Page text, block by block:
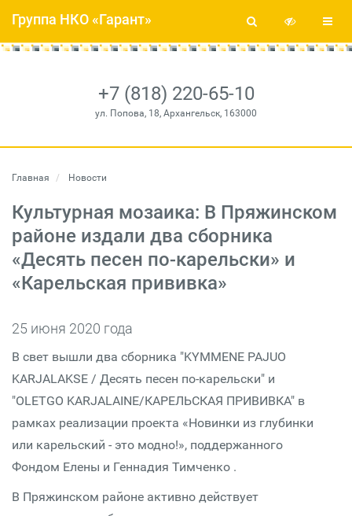
+7 (818) 220-65-10
ул. Попова, 18, Архангельск, 163000
Группа НКО «Гарант»
Главная Новости
Культурная мозаика: В Пряжинском
районе издали два сборника
«Десять песен по-карельски» и
«Карельская прививка»
25 июня 2020 года
В свет вышли два сборника "KYMMENE PAJUO
KARJALAKSE / Десять песен по-карельски" и
"OLETGO KARJALAINE/КАРЕЛЬСКАЯ ПРИВИВКА" в
рамках реализации проекта «Новинки из глубинки
или карельский - это модно!», поддержанного
Фондом Елены и Геннадия Тимченко .
В Пряжинском районе активно действует